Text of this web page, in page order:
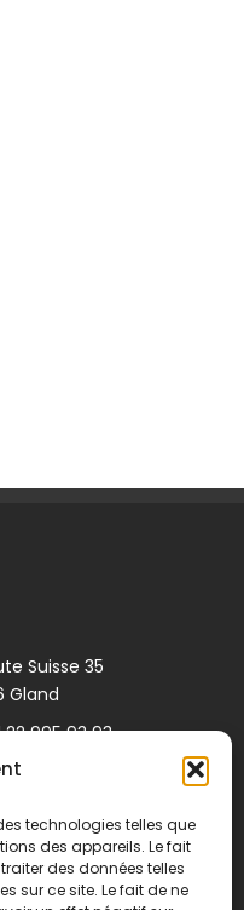
technologies telles que
des appareils. Le fait
des données telles
sur ce site. Le fait de ne
Suisse 35
Gland
22 995 93 93